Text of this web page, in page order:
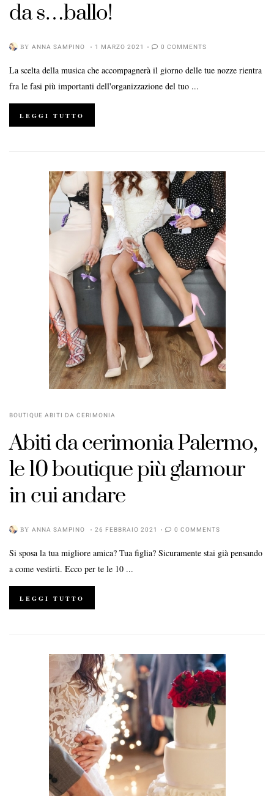
da s…ballo!
BY ANNA SAMPINO 1 MARZO 2021 0 COMMENTS
La scelta della musica che accompagnerà il giorno delle tue nozze rientra
fra le fasi più importanti dell'organizzazione del tuo ...
LEGGI TUTTO
BOUTIQUE ABITI DA CERIMONIA
Abiti da cerimonia Palermo,
le 10 boutique più glamour
in cui andare
BY ANNA SAMPINO 26 FEBBRAIO 2021 0 COMMENTS
Si sposa la tua migliore amica? Tua figlia? Sicuramente stai già pensando
a come vestirti. Ecco per te le 10 ...
LEGGI TUTTO